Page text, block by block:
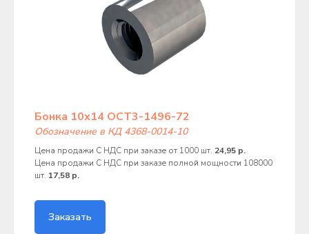
Бонка 10х14 ОСТ3-1496-72
Обозначение в КД 4368-0014-10
Цена продажи С НДС при заказе от 1000 шт. 24,95 р.
Цена продажи С НДС при заказе полной мощности 108000
шт. 17,58 р.
Заказать